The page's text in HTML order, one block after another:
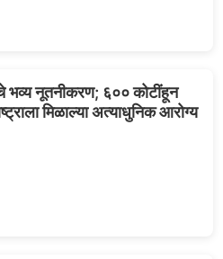
भव्य नूतनीकरण; ६०० कोटींहून
मिळाल्या अत्याधुनिक आरोग्य